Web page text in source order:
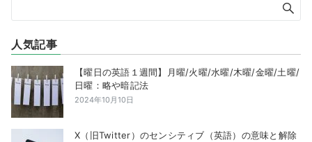
人気記事
【曜日の英語１週間】月曜/火曜/水曜/木曜/金曜/土曜/
日曜：略や暗記法
2024年10月10日
X（旧Twitter）のセンシティブ（英語）の意味と解除